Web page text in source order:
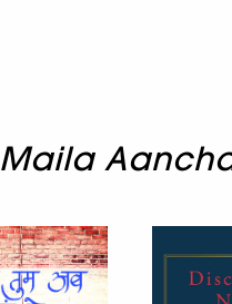
Maila